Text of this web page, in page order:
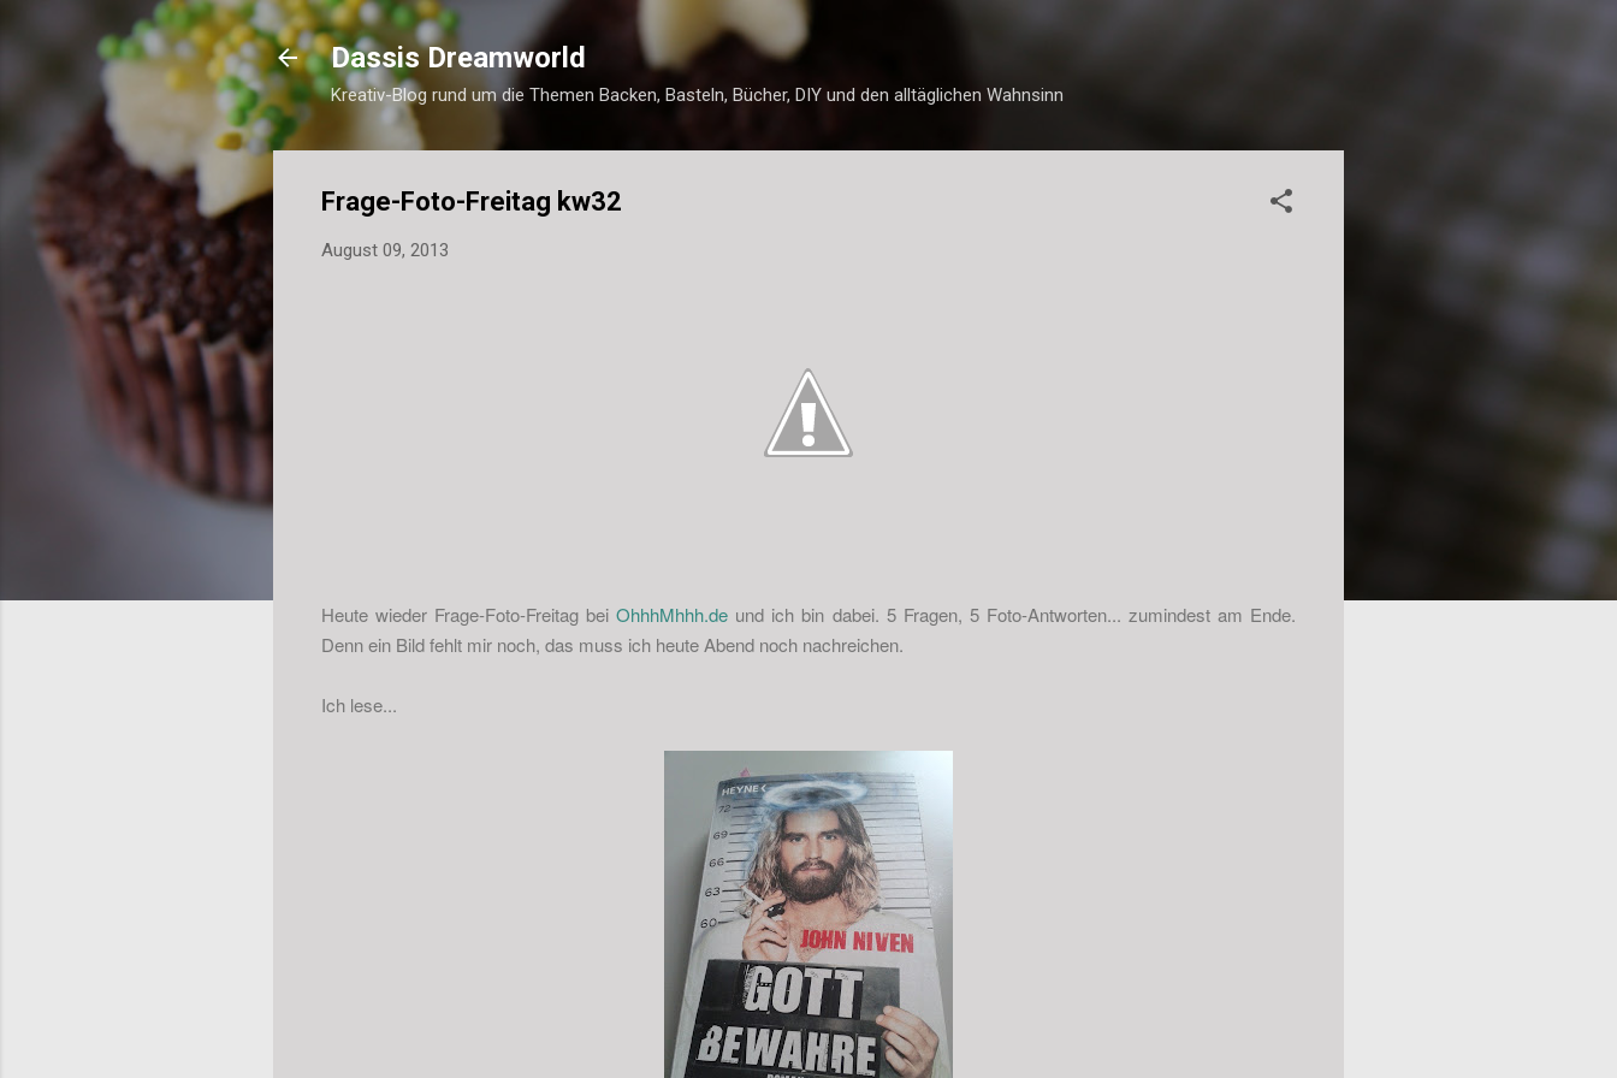
Direkt zum Hauptbereich
Dassis Dreamworld
Kreativ-Blog rund um die Themen Backen, Basteln, Bücher, DIY und den alltäglichen Wahnsinn
Frage-Foto-Freitag kw32
August 09, 2013
Heute wieder Frage-Foto-Freitag beiOhhhMhhh.de und ich bin dabei. 5 Fragen, 5 Foto-Antworten... zumindest am Ende.
Denn ein Bild fehlt mir noch, das muss ich heute Abend noch nachreichen.
Ich lese...